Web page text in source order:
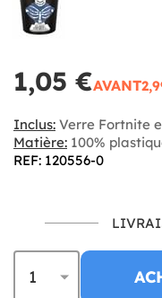
1,05 €AVANT
Inclus: Verre Fortnite
Matière: 100%
REF: 120556-0